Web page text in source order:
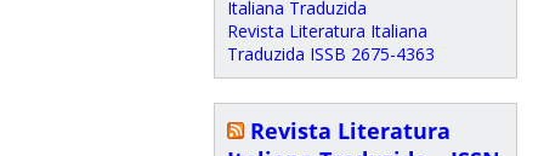
Italiana Traduzida
Revista Literatura Italiana
Traduzida ISSB 2675-4363
Revista Literatura